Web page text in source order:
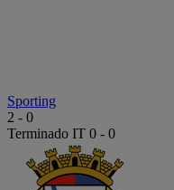
Sporting
2 - 0
Terminado IT 0 - 0